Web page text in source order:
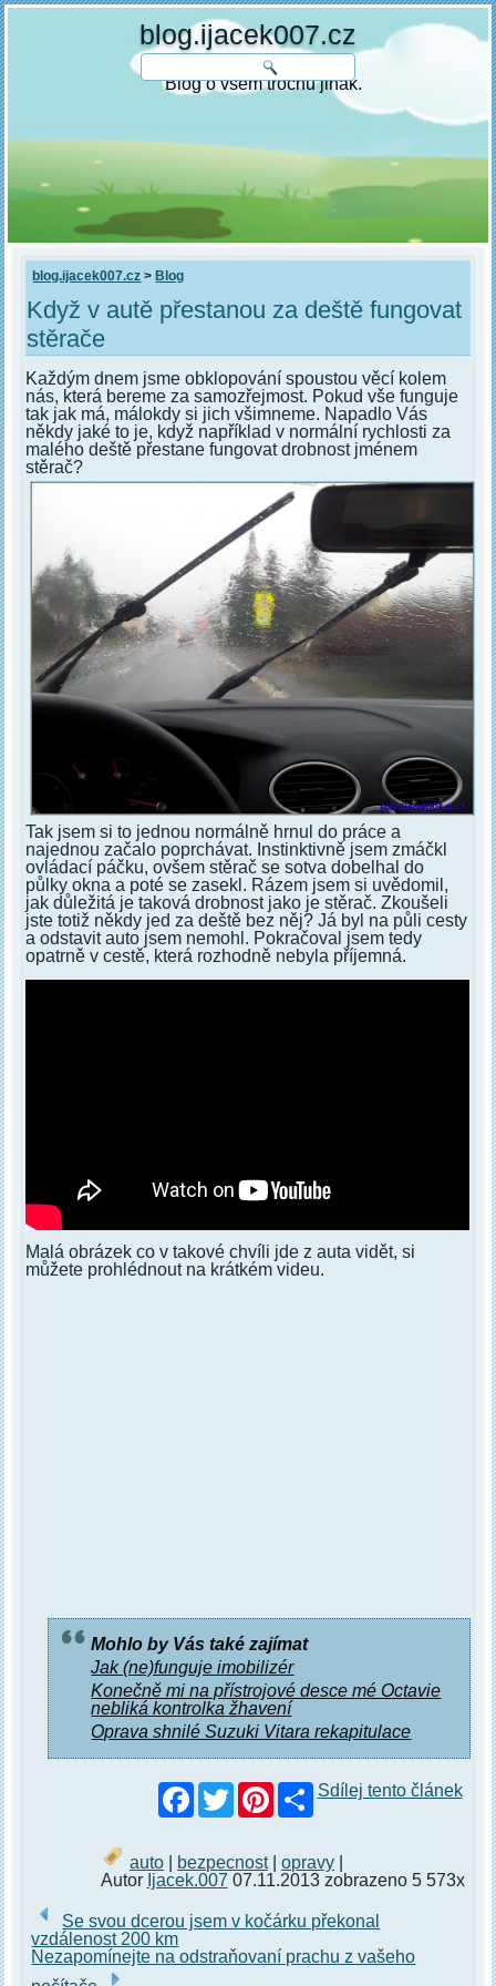
blog.ijacek007.cz
Blog o všem trochu jinak.
blog.ijacek007.cz > Blog
Když v autě přestanou za deště fungovat
stěrače
Každým dnem jsme obklopování spoustou věcí kolem
nás, která bereme za samozřejmost. Pokud vše funguje
tak jak má, málokdy si jich všimneme. Napadlo Vás
někdy jaké to je, když například v normální rychlosti za
malého deště přestane fungovat drobnost jménem
stěrač?
Tak jsem si to jednou normálně hrnul do práce a
najednou začalo poprchávat. Instinktivně jsem zmáčkl
ovládací páčku, ovšem stěrač se sotva dobelhal do
půlky okna a poté se zasekl. Rázem jsem si uvědomil,
jak důležitá je taková drobnost jako je stěrač. Zkoušeli
jste totiž někdy jed za deště bez něj? Já byl na půli cesty
a odstavit auto jsem nemohl. Pokračoval jsem tedy
opatrně v cestě, která rozhodně nebyla příjemná.
Malá obrázek co v takové chvíli jde z auta vidět, si
můžete prohlédnout na krátkém videu.
Mohlo by Vás také zajímat
Jak (ne)funguje imobilizér
Konečně mi na přístrojové desce mé Octavie
nebliká kontrolka žhavení
Oprava shnilé Suzuki Vitara rekapitulace
Facebook
TwitterPinterestSdílej tento článek
auto bezpecnost|opravy
Autor Ijacek.007 07.11.2013 zobrazeno 5 573x
Se svou dcerou jsem v kočárku překonal
vzdálenost 200 km
Nezapomínejte na odstraňovaní prachu z vašeho